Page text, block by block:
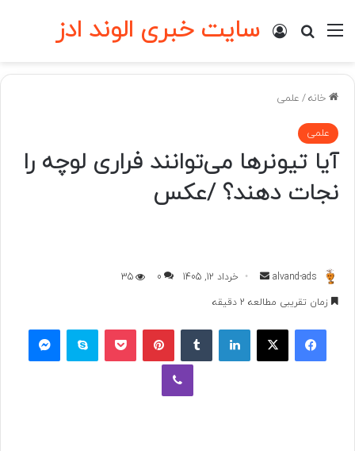
سایت خبری الوند ادز منو جستجو برای
ورود
خانه/ علمی
علمی
آیا تیونرها می‌توانند فراری لوچه را
نجات دهند؟ /عکس
alvand-ads
ارسال خرداد 12, 1405 0
35
زمان تقریبی مطالعه 2 دقیقه
فیسبوکایکس لینکداینتامبلر پینتریستپاکت اسکایپ مسنجر
وایبر